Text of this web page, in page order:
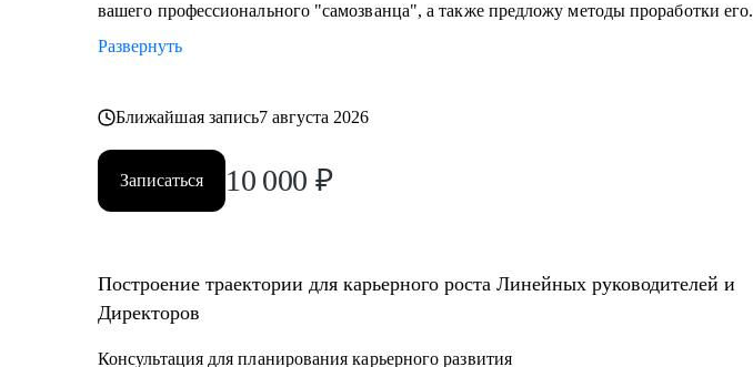
вашего профессионального "самозванца", а также предложу методы проработки его.
Развернуть
Ближайшая запись7 августа 2026
Записаться 10 000 ₽
Построение траектории для карьерного роста Линейных руководителей и
Директоров
Консультация для планирования карьерного развития